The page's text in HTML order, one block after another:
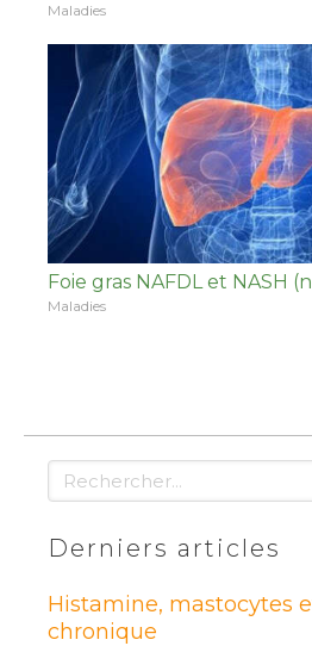
Maladies
Foie gras NAFDL et NASH
Maladies
Rechercher
Derniers articles
Histamine, mastocytes
chronique